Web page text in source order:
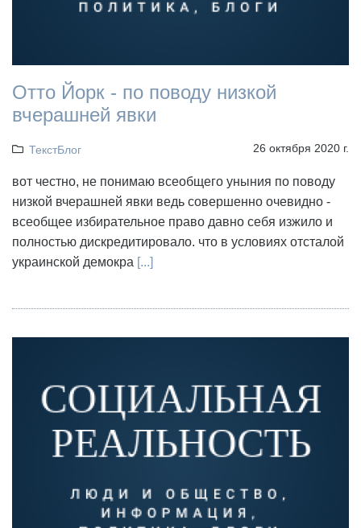
Отто Йорк - по поводу низкой
вчерашней явки
ТекстБлог 26 октября 2020 г.
вот честно, не понимаю всеобщего уныния по поводу
низкой вчерашней явки ведь совершенно очевидно -
всеобщее избирательное право давно себя изжило и
полностью дискредитировало. что в условиях отсталой
украинской демокра [...]